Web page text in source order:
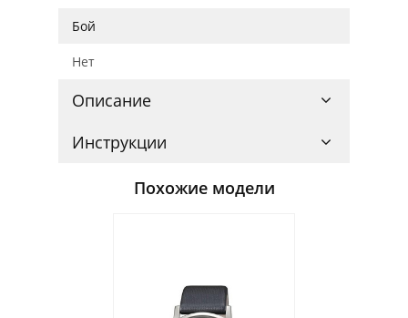
Бой
Нет
Описание
Инструкции
Похожие модели